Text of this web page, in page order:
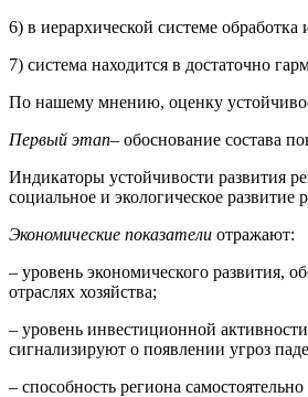
6) в иерархической системе
7) система находится в достаточно
По нашему мнению, оценку
Первый этап– обоснование состава
Индикаторы устойчивости развития
социальное и экологическое развитие
Экономические показатели отражают:
– уровень экономического развития,
отраслях хозяйства;
– уровень инвестиционной
сигнализируют о появлении угроз
– способность региона